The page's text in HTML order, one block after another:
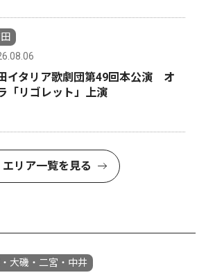
イタリア歌劇団第49回本公演 オ
「リゴレット」上演
エリア一覧を見る
大磯・二宮・中井